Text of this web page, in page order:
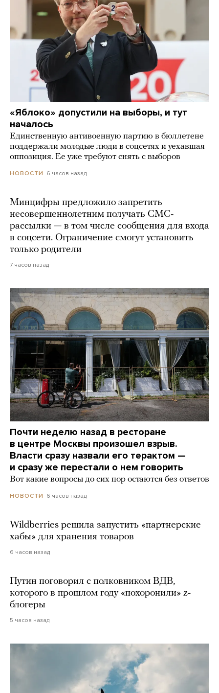
«Яблоко» допустили на выборы, и тут
началось
Единственную антивоенную партию в бюллетене
поддержали молодые люди в соцсетях и уехавшая
оппозиция. Ее уже требуют снять с выборов
НОВОСТИ 6 часов назад
Минцифры предложило запретить
несовершеннолетним получать СМС-
рассылки — в том числе сообщения для входа
в соцсети. Ограничение смогут установить
только родители
7 часов назад
Почти неделю назад в ресторане
в центре Москвы произошел взрыв.
Власти сразу назвали его терактом —
и сразу же перестали о нем говорить
Вот какие вопросы до сих пор остаются без ответов
НОВОСТИ 6 часов назад
Wildberries решила запустить «партнерские
хабы» для хранения товаров
6 часов назад
Путин поговорил с полковником ВДВ,
которого в прошлом году «похоронили» z-
блогеры
5 часов назад